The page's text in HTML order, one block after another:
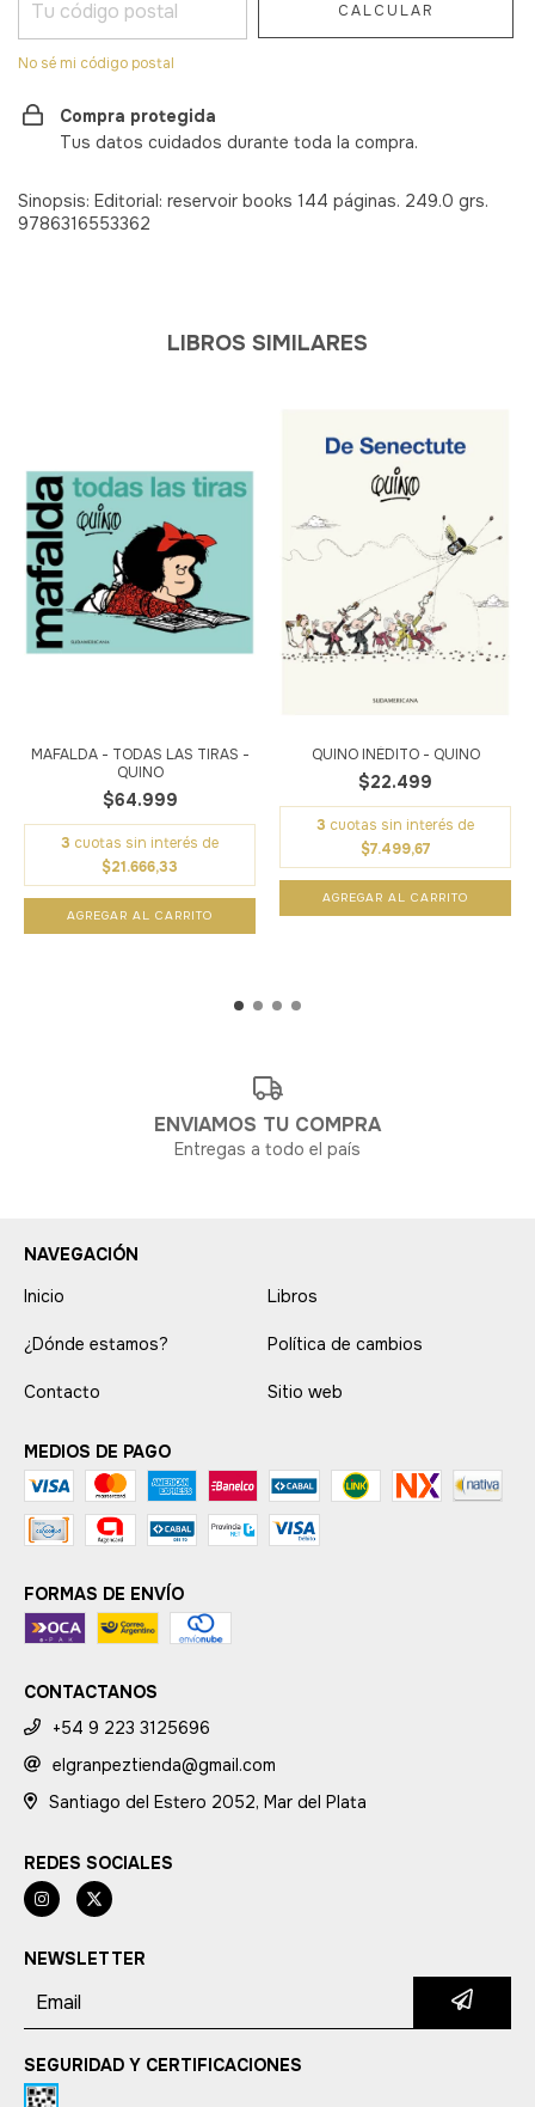
CALCULAR
No sé mi código postal
Compra protegida
Tus datos cuidados durante toda la compra.
Sinopsis: Editorial: reservoir books 144 páginas. 249.0 grs.
9786316553362
LIBROS SIMILARES
MAFALDA - TODAS LAS TIRAS -
QUINO
$64.999
3 cuotas sin interés de
$21.666,33
QUINO INÉDITO - QUINO
$22.499
3 cuotas sin interés de
$7.499,67
ENVIAMOS TU COMPRA
Entregas a todo el país
NAVEGACIÓN
Inicio
Libros
¿Dónde estamos? Política de cambios
Contacto Sitio web
MEDIOS DE PAGO
FORMAS DE ENVÍO
CONTACTANOS
+54 9 223 3125696
elgranpeztienda@gmail.com
Santiago del Estero 2052, Mar del Plata
REDES SOCIALES
NEWSLETTER
SEGURIDAD Y CERTIFICACIONES